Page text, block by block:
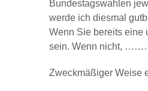
Bundestagswahlen
werde ich diesmal
Wenn Sie bereits eine
sein. Wenn nicht,
Zweckmäßiger Weise